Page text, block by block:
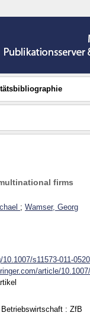
firms
; Wamser, Georg
s11573-011-
article/
: ZfB